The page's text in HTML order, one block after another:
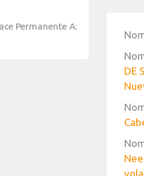
Permanente A:
DE